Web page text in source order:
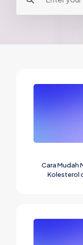
Cara Mudah
Kolesterol